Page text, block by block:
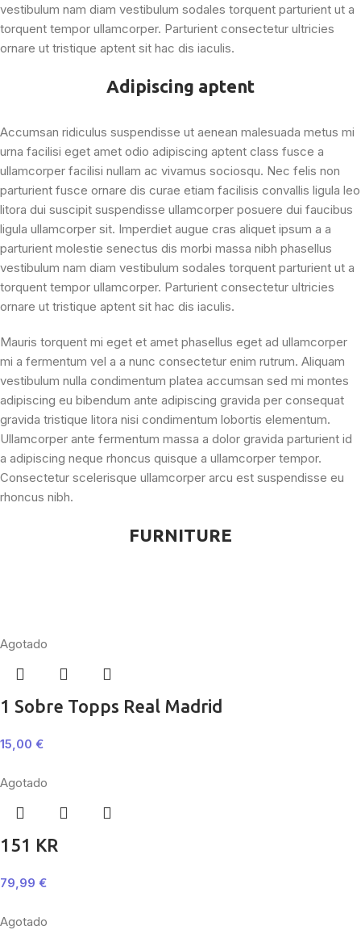
vestibulum nam diam vestibulum sodales torquent parturient ut a
torquent tempor ullamcorper. Parturient consectetur ultricies
ornare ut tristique aptent sit hac dis iaculis.
Adipiscing aptent
Accumsan ridiculus suspendisse ut aenean malesuada metus mi
urna facilisi eget amet odio adipiscing aptent class fusce a
ullamcorper facilisi nullam ac vivamus sociosqu. Nec felis non
parturient fusce ornare dis curae etiam facilisis convallis ligula leo
litora dui suscipit suspendisse ullamcorper posuere dui faucibus
ligula ullamcorper sit. Imperdiet augue cras aliquet ipsum a a
parturient molestie senectus dis morbi massa nibh phasellus
vestibulum nam diam vestibulum sodales torquent parturient ut a
torquent tempor ullamcorper. Parturient consectetur ultricies
ornare ut tristique aptent sit hac dis iaculis.
Mauris torquent mi eget et amet phasellus eget ad ullamcorper
mi a fermentum vel a a nunc consectetur enim rutrum. Aliquam
vestibulum nulla condimentum platea accumsan sed mi montes
adipiscing eu bibendum ante adipiscing gravida per consequat
gravida tristique litora nisi condimentum lobortis elementum.
Ullamcorper ante fermentum massa a dolor gravida parturient id
a adipiscing neque rhoncus quisque a ullamcorper tempor.
Consectetur scelerisque ullamcorper arcu est suspendisse eu
rhoncus nibh.
FURNITURE
Agotado
1 Sobre Topps Real Madrid
15,00 €
Agotado
151 KR
79,99 €
Agotado